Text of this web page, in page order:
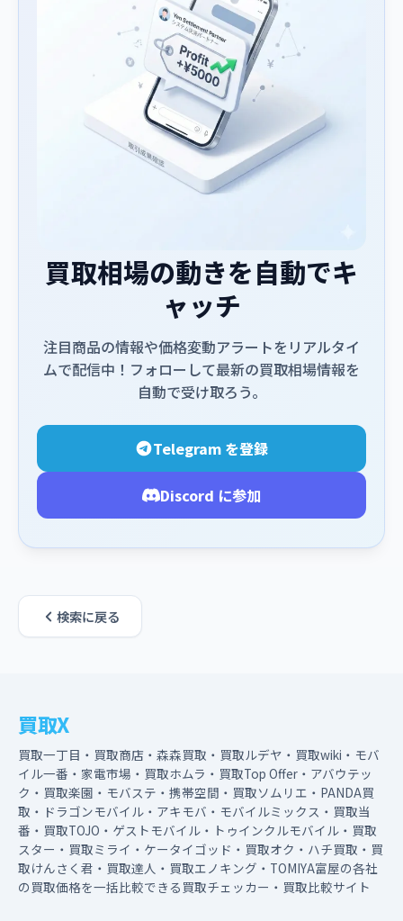
買取相場の動きを自動でキ
ャッチ
注目商品の情報や価格変動アラートをリアルタイ
ムで配信中！フォローして最新の買取相場情報を
自動で受け取ろう。
Telegram を登録
Discord に参加
検索に戻る
買取X
買取一丁目・買取商店・森森買取・買取ルデヤ・買取wiki・モバ
イル一番・家電市場・買取ホムラ・買取Top Offer・アバウテッ
ク・買取楽園・モバステ・携帯空間・買取ソムリエ・PANDA買
取・ドラゴンモバイル・アキモバ・モバイルミックス・買取当
番・買取TOJO・ゲストモバイル・トゥインクルモバイル・買取
スター・買取ミライ・ケータイゴッド・買取オク・ハチ買取・買
取けんさく君・買取達人・買取エノキング・TOMIYA富屋の各社
の買取価格を一括比較できる買取チェッカー・買取比較サイト